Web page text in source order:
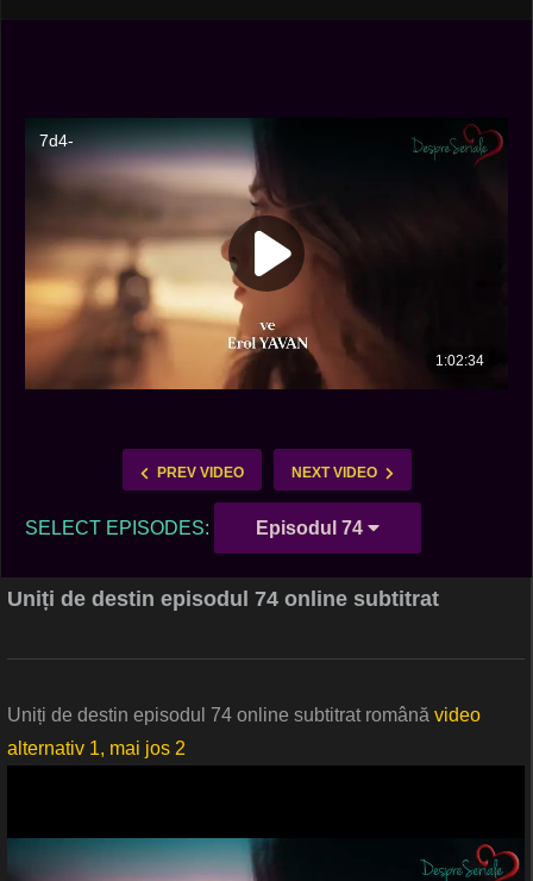
PREV VIDEO NEXT VIDEO
SELECT EPISODES: Episodul 74
Uniți de destin episodul 74 online subtitrat
Uniți de destin episodul 74 online subtitrat română video
alternativ 1, mai jos 2